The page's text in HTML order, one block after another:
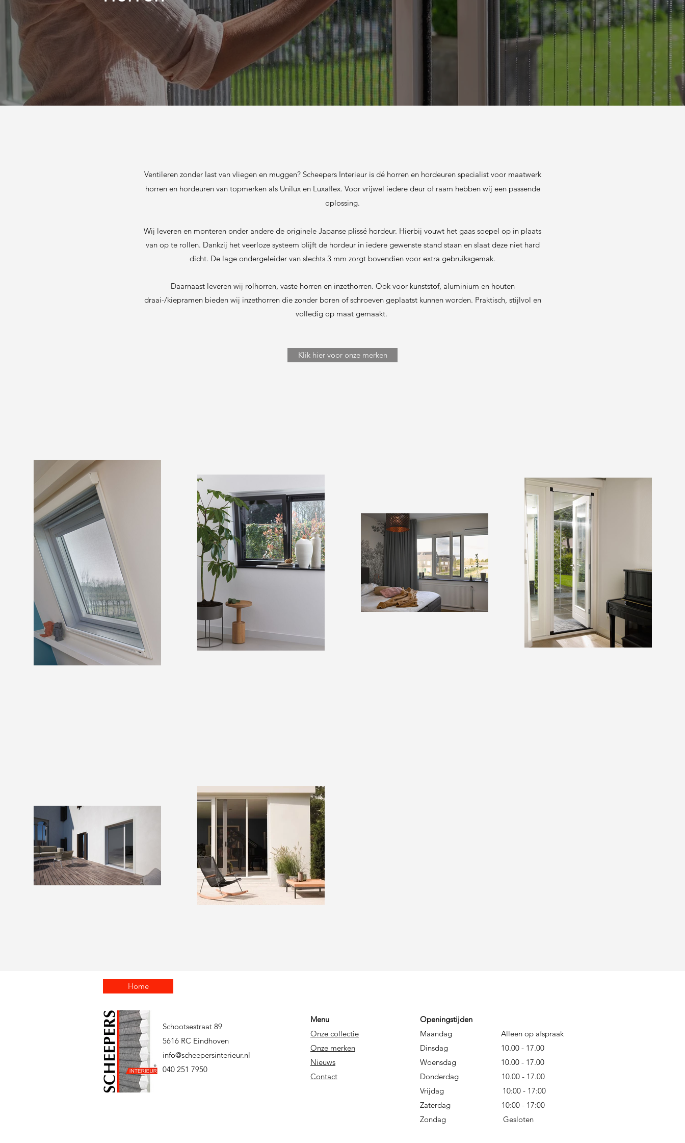
Ventileren zonder last van vliegen en muggen? Scheepers Interieur is dé horren en hordeuren specialist voor maatwerk
horren en hordeuren van topmerken als Unilux en Luxaflex. Voor vrijwel iedere deur of raam hebben wij een passende
oplossing.
Wij leveren en monteren onder andere de originele Japanse plissé hordeur. Hierbij vouwt het gaas soepel op in plaats
van op te rollen. Dankzij het veerloze systeem blijft de hordeur in iedere gewenste stand staan en slaat deze niet hard
dicht. De lage ondergeleider van slechts 3 mm zorgt bovendien voor extra gebruiksgemak.
Daarnaast leveren wij rolhorren, vaste horren en inzethorren. Ook voor kunststof, aluminium en houten
draai-/kiepramen bieden wij inzethorren die zonder boren of schroeven geplaatst kunnen worden. Praktisch, stijlvol en
volledig op maat gemaakt.
Klik hier voor onze merken
Home
Schootsestraat 89
5616 RC Eindhoven
info@scheepersinterieur.nl
040 251 7950
Menu
Onze collectie
Onze merken
Nieuws
Contact
Openingstijden
Maandag Alleen op afspraak
Dinsdag 10.00 - 17.00
Woensdag
10.00 - 17.00
Donderdag 10.00 - 17.00
Vrijdag
10:00 - 17:00
Zaterdag 10:00 - 17:00
Zondag Gesloten